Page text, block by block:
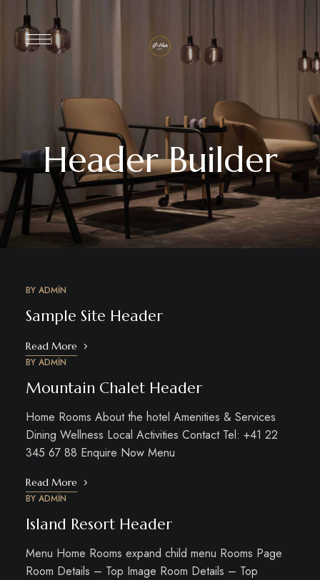
Header Builder
BY ADMIN
Sample Site Header
Read More
BY ADMIN
Mountain Chalet Header
Home Rooms About the hotel Amenities & Services
Dining Wellness Local Activities Contact Tel: +41 22
345 67 88 Enquire Now Menu
Read More
BY ADMIN
Island Resort Header
Menu Home Rooms expand child menu Rooms Page
Room Details – Top Image Room Details – Top